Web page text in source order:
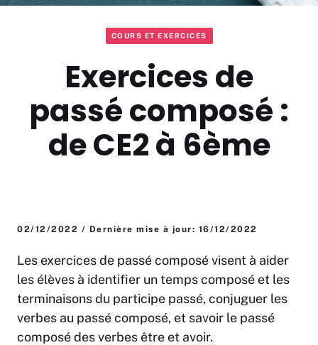
COURS ET EXERCICES
Exercices de
passé composé :
de CE2 à 6ème
02/12/2022 / Dernière mise à jour: 16/12/2022
Les exercices de passé composé visent à aider
les élèves à identifier un temps composé et les
terminaisons du participe passé, conjuguer les
verbes au passé composé, et savoir le passé
composé des verbes être et avoir.